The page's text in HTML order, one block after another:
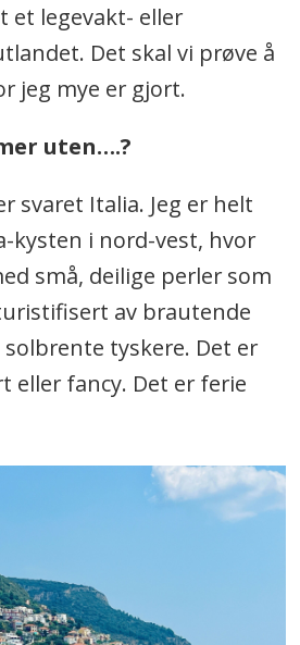
et legevakt- eller
Det skal vi prøve å
jeg mye er gjort.
uten….?
svaret Italia. Jeg er helt
kysten i nord-vest, hvor
små, deilige perler som
av brautende
tyskere. Det er
eller fancy. Det er ferie